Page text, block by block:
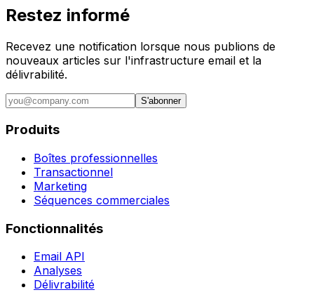
Restez informé
Recevez une notification lorsque nous publions de
nouveaux articles sur l'infrastructure email et la
délivrabilité.
S'abonner
Produits
Boîtes professionnelles
Transactionnel
Marketing
Séquences commerciales
Fonctionnalités
Email API
Analyses
Délivrabilité